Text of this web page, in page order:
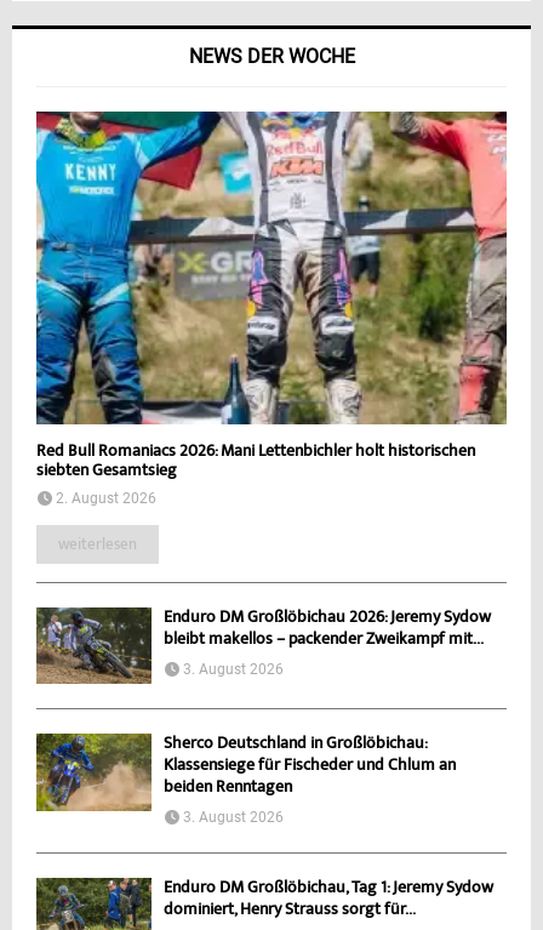
NEWS DER WOCHE
Red Bull Romaniacs 2026: Mani Lettenbichler holt historischen
siebten Gesamtsieg
2. August 2026
weiterlesen
Enduro DM Großlöbichau 2026: Jeremy Sydow
bleibt makellos – packender Zweikampf mit...
3. August 2026
Sherco Deutschland in Großlöbichau:
Klassensiege für Fischeder und Chlum an
beiden Renntagen
3. August 2026
Enduro DM Großlöbichau, Tag 1: Jeremy Sydow
dominiert, Henry Strauss sorgt für...